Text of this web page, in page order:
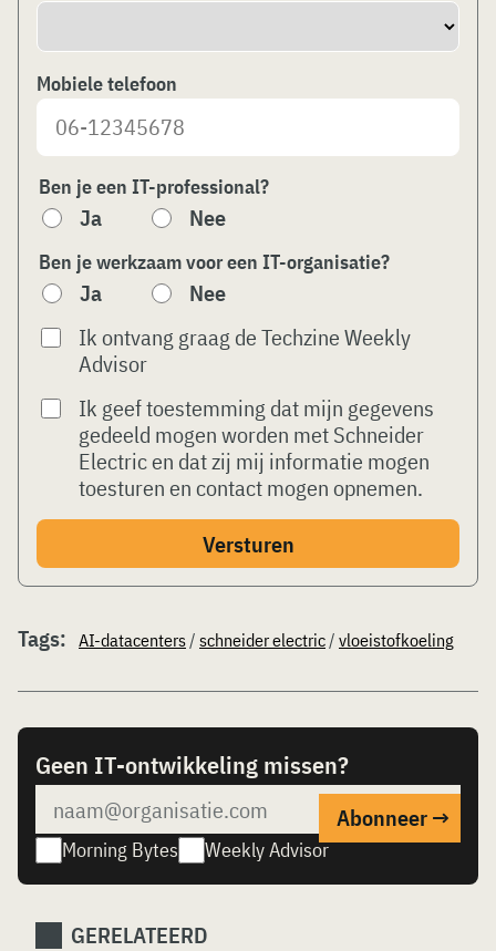
Mobiele telefoon
Ben je een IT-professional?
Ja Nee
Ben je werkzaam voor een IT-organisatie?
Ja
Nee
Ik ontvang graag de Techzine Weekly
Advisor
Ik geef toestemming dat mijn gegevens
gedeeld mogen worden met Schneider
Electric en dat zij mij informatie mogen
toesturen en contact mogen opnemen.
Tags: AI-datacenters/ schneider electric/ vloeistofkoeling
Geen IT-ontwikkeling missen?
Morning Bytes Weekly Advisor
GERELATEERD